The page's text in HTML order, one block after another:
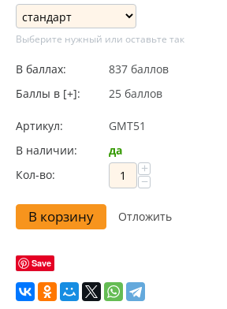
Выберите нужный или оставьте так
В баллах:
837 баллов
Баллы в [+]:
25 баллов
Артикул:
GMT51
В наличии:
да
Кол-во:
+
−
В корзину Отложить
Save